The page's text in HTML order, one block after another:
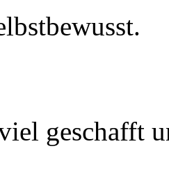
geschafft